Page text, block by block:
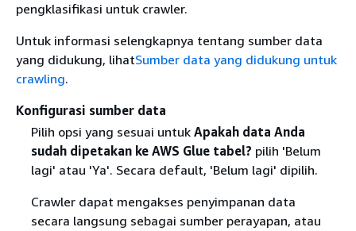
pengklasifikasi untuk crawler.
Untuk informasi selengkapnya tentang sumber data
yang didukung, lihatSumber data yang didukung untuk
crawling.
Konfigurasi sumber data
Pilih opsi yang sesuai untuk Apakah data Anda
sudah dipetakan ke AWS Glue tabel? pilih 'Belum
lagi' atau 'Ya'. Secara default, 'Belum lagi' dipilih.
Crawler dapat mengakses penyimpanan data
secara langsung sebagai sumber perayapan, atau